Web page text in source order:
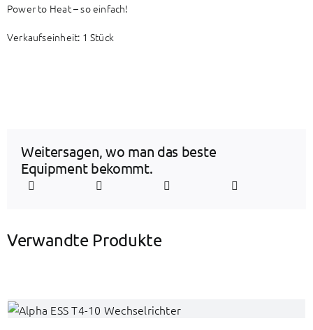
Power to Heat – so einfach!
Verkaufseinheit: 1 Stück
Weitersagen, wo man das beste
Equipment bekommt.
Verwandte Produkte